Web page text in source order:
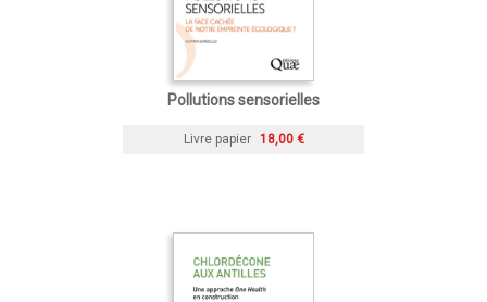
Pollutions sensorielles
Livre papier 18,00 €